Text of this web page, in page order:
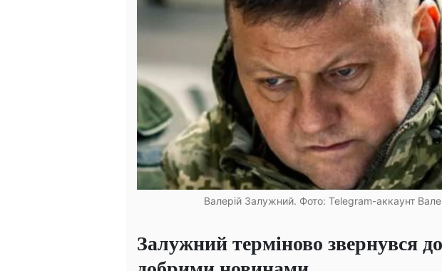
Валерій Залужний. Фото: Telegram-аккаунт
Залужний терміново звернувся до